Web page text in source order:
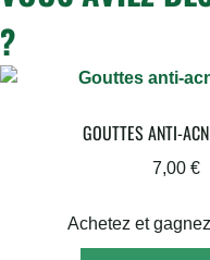
?
GOUTTES ANTI-
7,00 €
Achetez et